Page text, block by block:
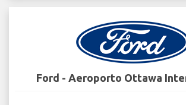
Ford - Aeroporto Ottawa